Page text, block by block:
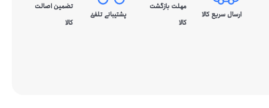
ارسال سریع کالا
مهلت بازگشت
کالا
پشتیبانی تلفنی
تضمین اصالت
کالا